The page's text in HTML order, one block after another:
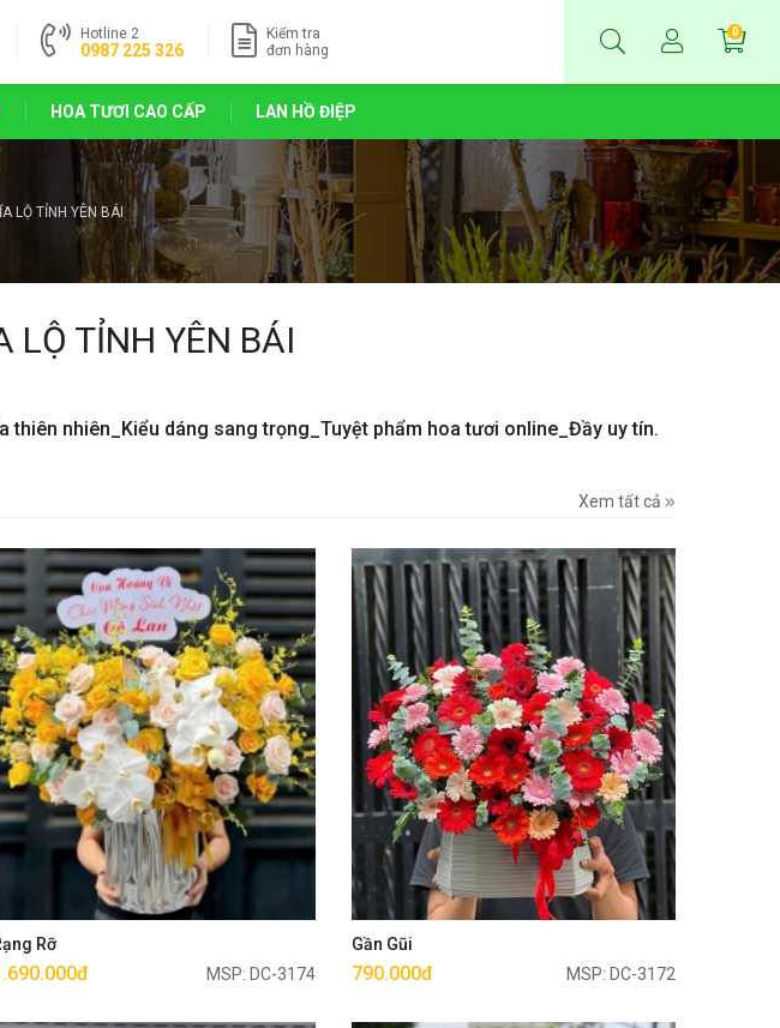
Hotline 2
0987 225 326
Kiểm tra
đơn hàng
0
HOA TƯƠI CAO CẤP LAN HỒ ĐIỆP
LỘ TỈNH YÊN BÁI
LỘ TỈNH YÊN BÁI
thiên nhiên_Kiểu dáng sang trọng_Tuyệt phẩm hoa tươi online_Đầy uy tín.
Xem tất cả
Rỡ
MSP: DC-3174
Mua ngay
Gần Gũi
790.000đ MSP: DC-3172
Mua ngay